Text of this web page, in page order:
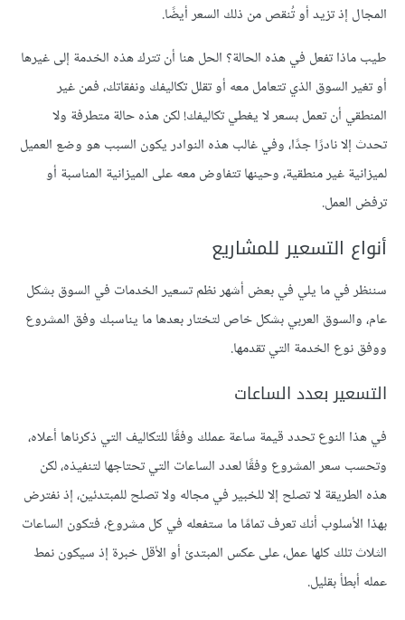
المجال إذ تزيد أو تُنقص من ذلك السعر أيضًا.
طيب ماذا تفعل في هذه الحالة؟ الحل هنا أن تترك هذه الخدمة إلى غيرها
أو تغير السوق الذي تتعامل معه أو تقلل تكاليفك ونفقاتك، فمن غير
المنطقي أن تعمل بسعر لا يغطي تكاليفك! لكن هذه حالة متطرفة ولا
تحدث إلا نادرًا جدًا، وفي غالب هذه النوادر يكون السبب هو وضع العميل
لميزانية غير منطقية، وحينها تتفاوض معه على الميزانية المناسبة أو
ترفض العمل.
أنواع التسعير للمشاريع
سننظر في ما يلي في بعض أشهر نظم تسعير الخدمات في السوق بشكل
عام، والسوق العربي بشكل خاص لتختار بعدها ما يناسبك وفق المشروع
ووفق نوع الخدمة التي تقدمها.
التسعير بعدد الساعات
في هذا النوع تحدد قيمة ساعة عملك وفقًا للتكاليف التي ذكرناها أعلاه،
وتحسب سعر المشروع وفقًا لعدد الساعات التي تحتاجها لتنفيذه، لكن
هذه الطريقة لا تصلح إلا للخبير في مجاله ولا تصلح للمبتدئين، إذ نفترض
بهذا الأسلوب أنك تعرف تمامًا ما ستفعله في كل مشروع، فتكون الساعات
الثلاث تلك كلها عمل، على عكس المبتدئ أو الأقل خبرة إذ سيكون نمط
عمله أبطأ بقليل.